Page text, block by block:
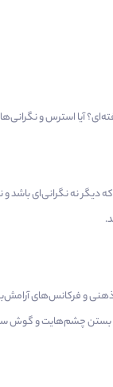
آیا استرس و
نه نگرانی‌ای باشد و
ذهنی و فرکانس‌های
با بستن چشم‌هایت و گوش